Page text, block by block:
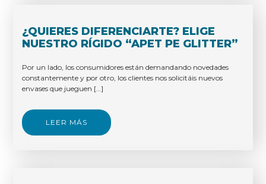
¿QUIERES DIFERENCIARTE? ELIGE
NUESTRO RÍGIDO “APET PE GLITTER”
Por un lado, los consumidores están demandando novedades
constantemente y por otro, los clientes nos solicitáis nuevos
envases que jueguen […]
LEER MÁS